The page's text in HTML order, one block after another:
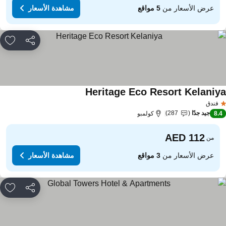
عرض الأسعار من5 مواقع مشاهدة الأسعار
مشاركة
فندق
Heritage Eco Resortمشاهدة الأسعار
8.4 جيد جدًا 287 كولمبو
من
عرض الأسعار من3 مواقع مشاهدة الأسعار
مشاركة